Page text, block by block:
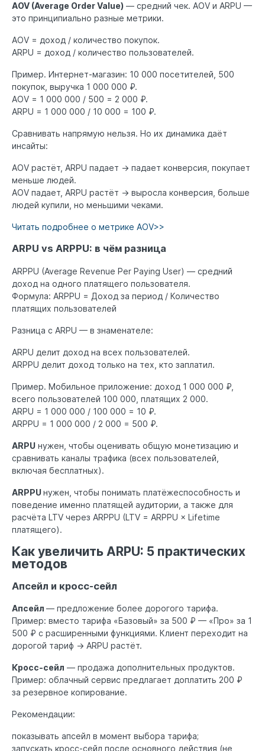
AOV (Average Order Value) — средний чек. AOV и ARPU —
это принципиально разные метрики.
AOV = доход / количество покупок.
ARPU = доход / количество пользователей.
Пример. Интернет-магазин: 10 000 посетителей, 500
покупок, выручка 1 000 000 ₽.
AOV = 1 000 000 / 500 = 2 000 ₽.
ARPU = 1 000 000 / 10 000 = 100 ₽.
Сравнивать напрямую нельзя. Но их динамика даёт
инсайты:
AOV растёт, ARPU падает → падает конверсия, покупает
меньше людей.
AOV падает, ARPU растёт → выросла конверсия, больше
людей купили, но меньшими чеками.
Читать подробнее о метрике AOV>>
ARPU vs ARPPU: в чём разница
ARPPU (Average Revenue Per Paying User) — средний
доход на одного платящего пользователя.
Формула: ARPPU = Доход за период / Количество
платящих пользователей
Разница с ARPU — в знаменателе:
ARPU делит доход на всех пользователей.
ARPPU делит доход только на тех, кто заплатил.
Пример. Мобильное приложение: доход 1 000 000 ₽,
всего пользователей 100 000, платящих 2 000.
ARPU = 1 000 000 / 100 000 = 10 ₽.
ARPPU = 1 000 000 / 2 000 = 500 ₽.
ARPU нужен, чтобы оценивать общую монетизацию и
сравнивать каналы трафика (всех пользователей,
включая бесплатных).
ARPPUнужен, чтобы понимать платёжеспособность и
поведение именно платящей аудитории, а также для
расчёта LTV через ARPPU (LTV = ARPPU × Lifetime
платящего).
Как увеличить ARPU: 5 практических
методов
Апсейл и кросс-сейл
Апсейл — предложение более дорогого тарифа.
Пример: вместо тарифа «Базовый» за 500 ₽ — «Про» за 1
500 ₽ с расширенными функциями. Клиент переходит на
дорогой тариф → ARPU растёт.
Кросс-сейл — продажа дополнительных продуктов.
Пример: облачный сервис предлагает доплатить 200 ₽
за резервное копирование.
Рекомендации:
показывать апсейл в момент выбора тарифа;
запускать кросс-сейл после основного действия (не